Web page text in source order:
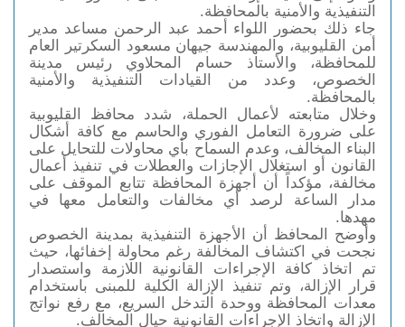
التنفيذية والأمنية بالمحافظة.
جاء ذلك بحضور اللواء أحمد عبد الرحمن مساعد مدير
أمن القليوبية، والمهندسة جيهان مسعود السكرتير العام
للمحافظة، والأستاذ حسام المحلاوي رئيس مدينة
الخصوص، وعدد من القيادات التنفيذية والأمنية
بالمحافظة.
وخلال متابعته لأعمال الحملة، شدد محافظ القليوبية
على ضرورة التعامل الفوري والحاسم مع كافة أشكال
البناء المخالف، وعدم السماح بأي محاولات للتحايل على
القانون أو استغلال الإجازات والعطلات في تنفيذ أعمال
مخالفة، مؤكداً أن أجهزة المحافظة تتابع الموقف على
مدار الساعة لرصد أي مخالفات والتعامل معها في
مهدها.
وأوضح المحافظ أن الأجهزة التنفيذية بمدينة الخصوص
نجحت في اكتشاف المخالفة رغم محاولة إخفائها، حيث
تم اتخاذ كافة الإجراءات القانونية اللازمة واستصدار
قرار الإزالة، وتم تنفيذ الإزالة الكلية للمبنى باستخدام
معدات المحافظة ووحدة التدخل السريع، مع رفع نواتج
الإزالة واتخاذ الإجراءات القانونية حيال المخالف.